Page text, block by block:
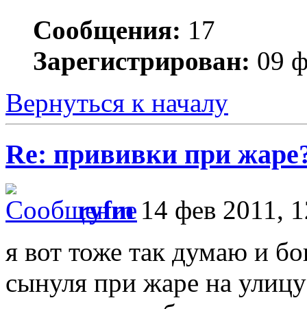
Сообщения: 17
Зарегистрирован: 09
Вернуться к началу
Re: прививки при
ryfm14 фев 2011,
я вот тоже так думаю и
сынуля при жаре на